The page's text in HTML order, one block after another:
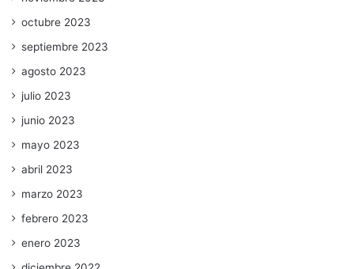
octubre 2023
septiembre 2023
agosto 2023
julio 2023
junio 2023
mayo 2023
abril 2023
marzo 2023
febrero 2023
enero 2023